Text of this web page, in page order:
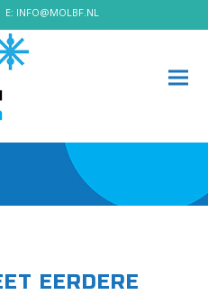
| E: INFO@MOLBF.NL
EERDERE